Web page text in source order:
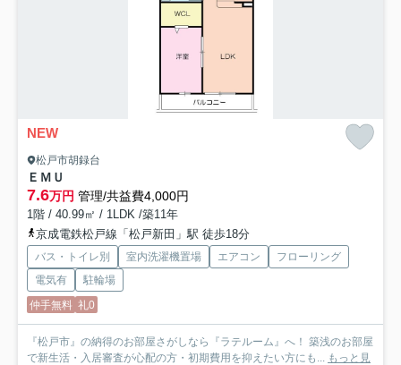
NEW
松戸市胡録台
ＥＭＵ
7.6万円 管理/共益費4,000円
1階 / 40.99㎡ / 1LDK /築11年
京成電鉄松戸線「松戸新田」駅 徒歩18分
バス・トイレ別 室内洗濯機置場 エアコン
フローリング
電気有
駐輪場
仲手無料 礼0
『松戸市』の納得のお部屋さがしなら『ラテルーム』へ！ 築浅のお部屋
で新生活・入居審査が心配の方・初期費用を抑えたい方にも... もっと見